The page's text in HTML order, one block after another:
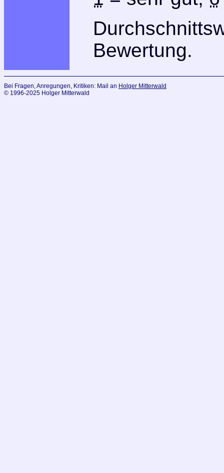
Bewertung.
Bei Fragen, Anregungen, Kritiken: Mail an Holger Mitterwald
© 1996-2025 Holger Mitterwald